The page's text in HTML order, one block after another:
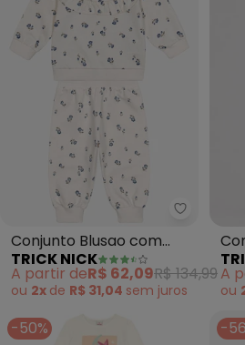
Trick
Conjunto Blusao com
Calca (Bege)
TRICK NICK
A partir deR$ 62,09R$ 134,99
ou 2x de R$ 31,04 sem juros
A
ou
-50% -